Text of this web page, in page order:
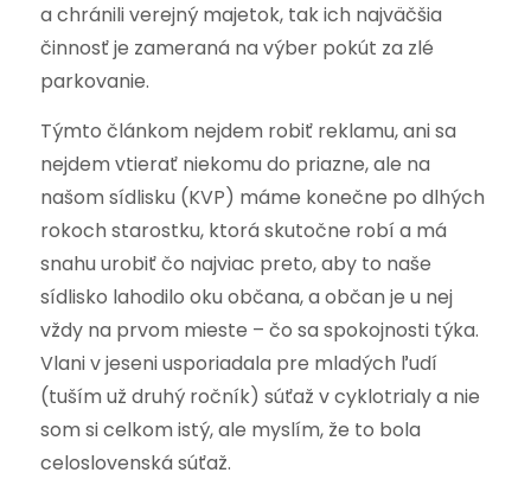
a chránili verejný majetok, tak ich najväčšia
činnosť je zameraná na výber pokút za zlé
parkovanie.
Týmto článkom nejdem robiť reklamu, ani sa
nejdem vtierať niekomu do priazne, ale na
našom sídlisku (KVP) máme konečne po dlhých
rokoch starostku, ktorá skutočne robí a má
snahu urobiť čo najviac preto, aby to naše
sídlisko lahodilo oku občana, a občan je u nej
vždy na prvom mieste – čo sa spokojnosti týka.
Vlani v jeseni usporiadala pre mladých ľudí
(tuším už druhý ročník) súťaž v cyklotrialy a nie
som si celkom istý, ale myslím, že to bola
celoslovenská súťaž.